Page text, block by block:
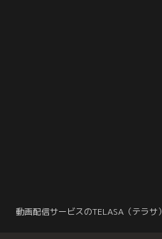
動画配信サービスのTELASA（テラサ）